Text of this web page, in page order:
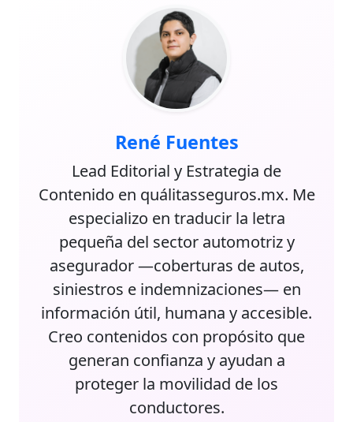
René Fuentes
Lead Editorial y Estrategia de
Contenido en quálitasseguros.mx. Me
especializo en traducir la letra
pequeña del sector automotriz y
asegurador —coberturas de autos,
siniestros e indemnizaciones— en
información útil, humana y accesible.
Creo contenidos con propósito que
generan confianza y ayudan a
proteger la movilidad de los
conductores.